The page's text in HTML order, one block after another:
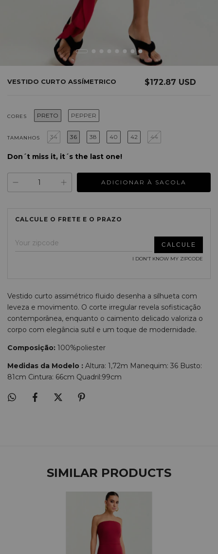
VESTIDO CURTO ASSÍMETRICO $172.87 USD
CORES PRETO PEPPER
TAMANHOS 34 36 38 40 42 44
Don´t miss it, it´s the last one!
CHANGE ZIPCODE
I DON'T KNOW MY ZIPCODE
Vestido curto assimétrico fluido desenha a silhueta com
leveza e movimento. O corte irregular revela sofisticação
contemporânea, enquanto o caimento delicado valoriza o
corpo com elegância sutil e um toque de modernidade.
Composição: 100%poliester
Medidas da Modelo : Altura: 1,72m Manequim: 36 Busto:
81cm Cintura: 66cm Quadril:99cm
SIMILAR PRODUCTS